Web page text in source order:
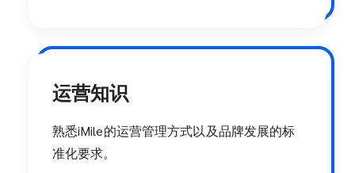
运营知识
熟悉iMile的运营管理方式以及品牌发展的标
准化要求。